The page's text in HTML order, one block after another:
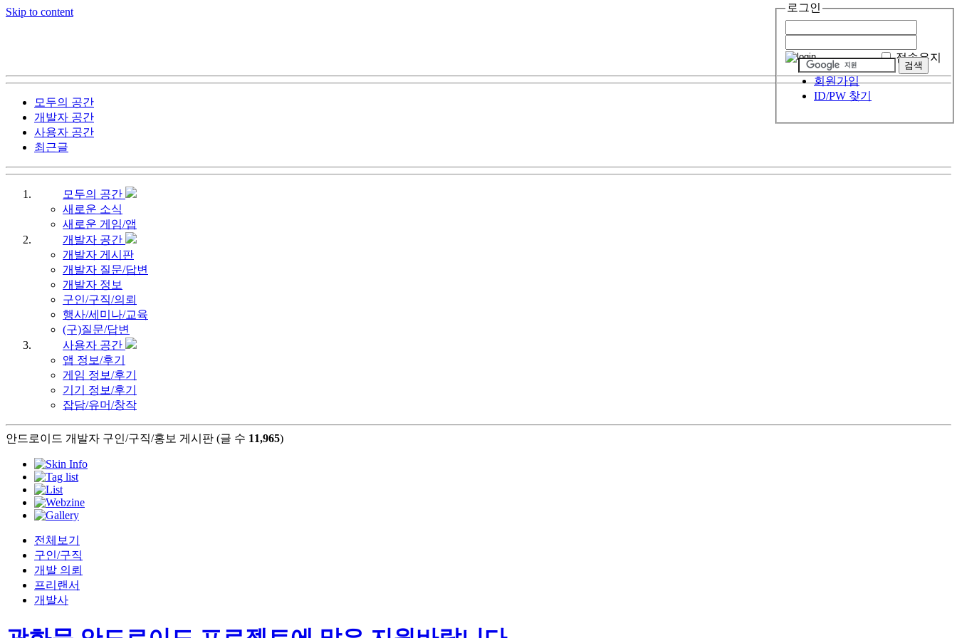
Skip to content
모두의 공간
개발자 공간
사용자 공간
최근글
로그인
접속유지
회원가입
ID/PW 찾기
모두의 공간
새로운 소식
새로운 게임/앱
개발자 공간
개발자 게시판
개발자 질문/답변
개발자 정보
구인/구직/의뢰
행사/세미나/교육
(구)질문/답변
사용자 공간
앱 정보/후기
게임 정보/후기
기기 정보/후기
잡담/유머/창작
안드로이드 개발자 구인/구직/홍보 게시판 (글 수 11,965)
전체보기
구인/구직
개발 의뢰
프리랜서
개발사